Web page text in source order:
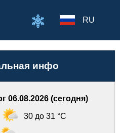
RU
инфо
06.08.2026 (сегодня)
30 до 31 °C